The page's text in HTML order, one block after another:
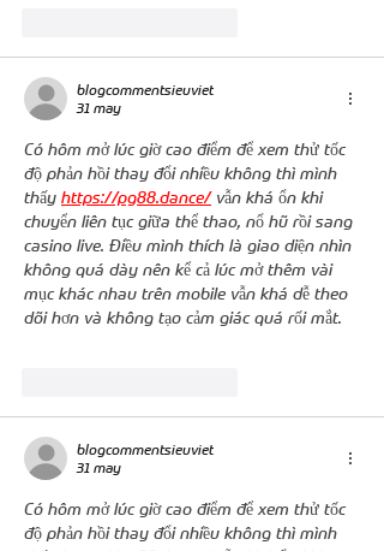
blogcommentsieuviet
31 may
Có hôm mở lúc giờ cao điểm để xem thử tốc
độ phản hồi thay đổi nhiều không thì mình
thấy https://pg88.dance/ vẫn khá ổn khi
chuyển liên tục giữa thể thao, nổ hũ rồi sang
casino live. Điều mình thích là giao diện nhìn
không quá dày nên kể cả lúc mở thêm vài
mục khác nhau trên mobile vẫn khá dễ theo
dõi hơn và không tạo cảm giác quá rối mắt.
blogcommentsieuviet
31 may
Có hôm mở lúc giờ cao điểm để xem thử tốc
độ phản hồi thay đổi nhiều không thì mình